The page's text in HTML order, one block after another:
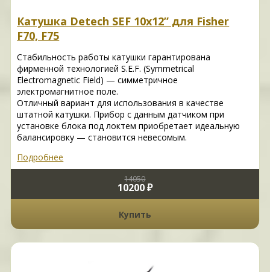
Катушка Detech SEF 10x12” для Fisher
F70, F75
Стабильность работы катушки гарантирована
фирменной технологией S.E.F. (Symmetrical
Electromagnetic Field) — симметричное
электромагнитное поле.
Отличный вариант для использования в качестве
штатной катушки. Прибор с данным датчиком при
установке блока под локтем приобретает идеальную
балансировку — становится невесомым.
Подробнее
14050
10200 ₽
Купить